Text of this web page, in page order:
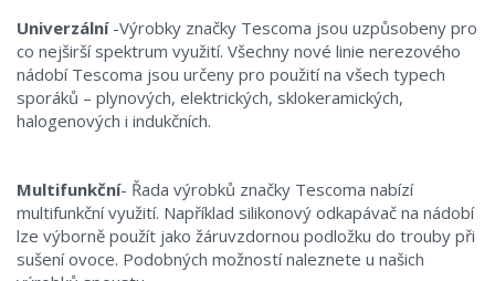
Univerzální -Výrobky značky Tescoma jsou uzpůsobeny pro
co nejširší spektrum využití. Všechny nové linie nerezového
nádobí Tescoma jsou určeny pro použití na všech typech
sporáků – plynových, elektrických, sklokeramických,
halogenových i indukčních.
Multifunkční- Řada výrobků značky Tescoma nabízí
multifunkční využití. Například silikonový odkapávač na nádobí
lze výborně použít jako žáruvzdornou podložku do trouby při
sušení ovoce. Podobných možností naleznete u našich